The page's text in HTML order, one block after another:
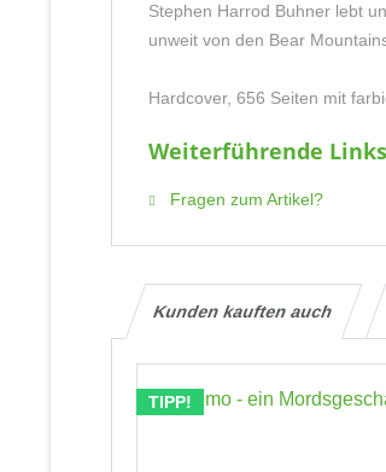
Stephen Harrod Buhner lebt
unweit von den Bear
Hardcover, 656 Seiten mit
Weiterführende
Fragen zum Artikel?
Kunden kauften auch
TIPP!